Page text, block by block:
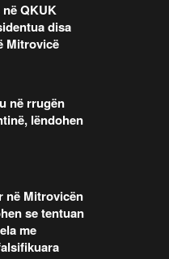
QKUK
disa
Mitrovicë
në rrugën
lëndohen
në Mitrovicën
se tentuan
me